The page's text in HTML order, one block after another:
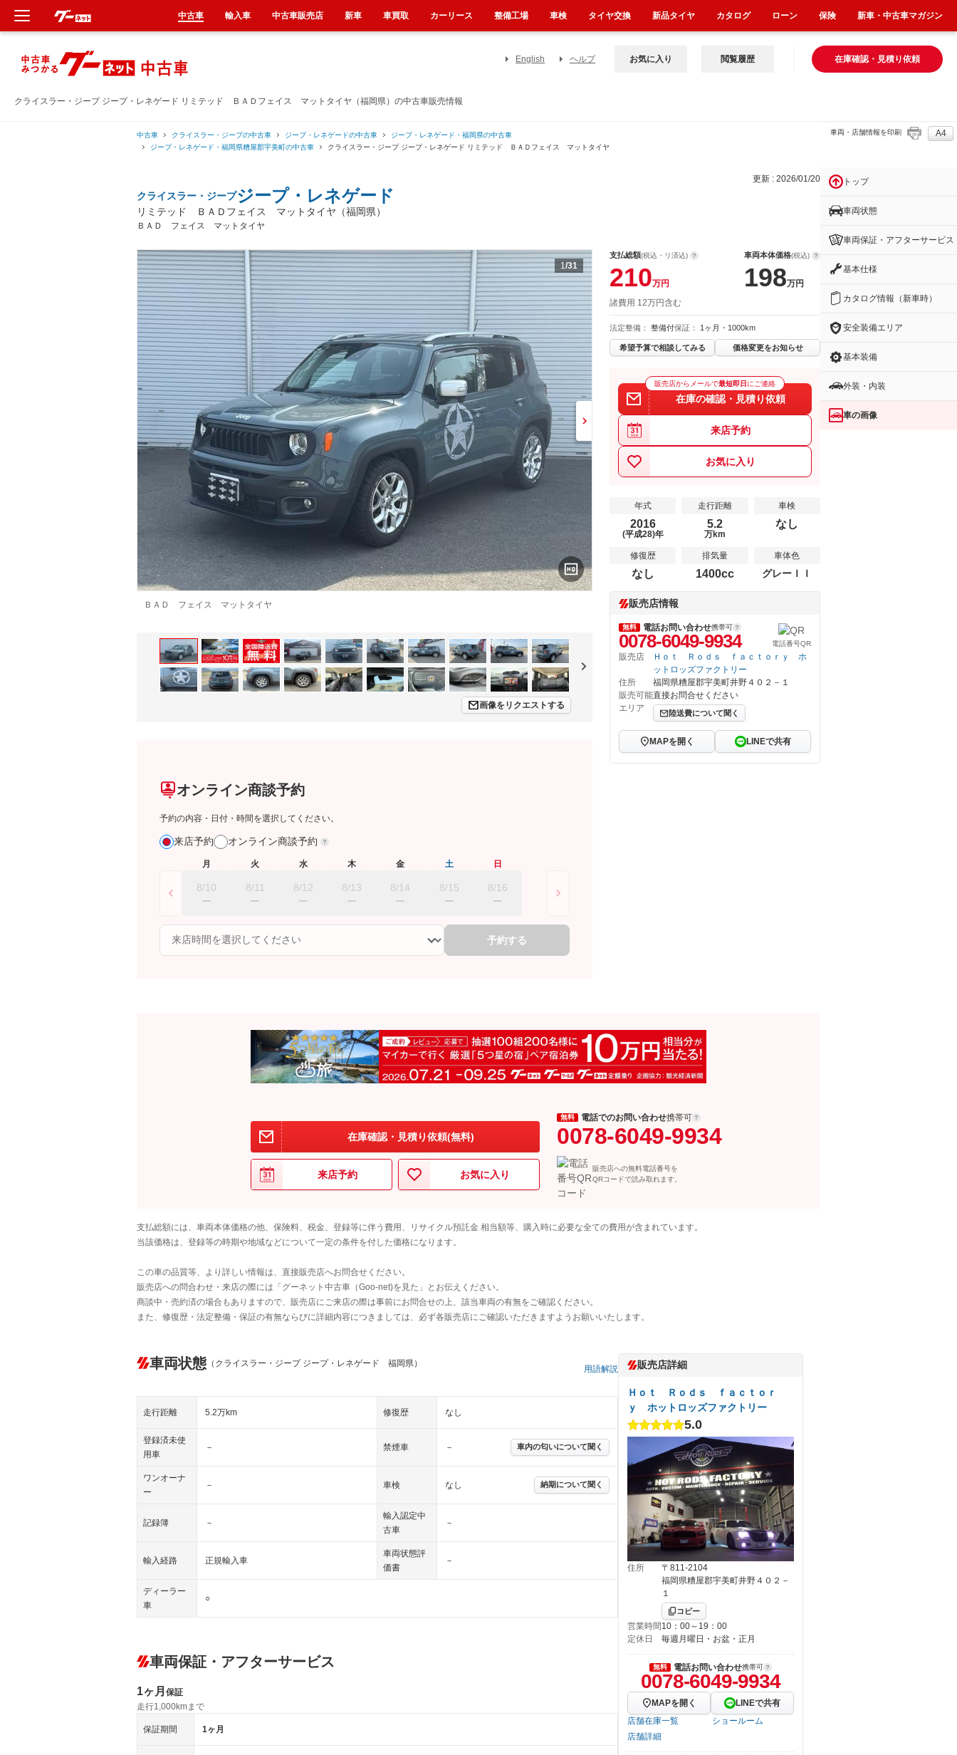
クライスラー・ジープ ジープ・レネゲード リミテッド ＢＡＤフェイス マットタイヤ（福岡県）の中古車販売情報
English ヘルプ 在庫確認・見積り依頼
お気に入り 閲覧履歴
中古車 クライスラー・ジープの中古車 ジープ・レネゲードの中古車
ジープ・レネゲード・福岡県の中古車
ジープ・レネゲード・福岡県糟屋郡宇美町の中古車
クライスラー・ジープ ジープ・レネゲード リミテッド ＢＡＤフェイス マットタイヤ
車両・店舗情報を印刷 A4
更新 : 2026/01/20
クライスラー・ジープジープ・レネゲード
リミテッド ＢＡＤフェイス マットタイヤ（福岡県）
ＢＡＤ フェイス マットタイヤ
1/31
ＢＡＤ フェイス マットタイヤ
画像をリクエストする
オンライン商談予約
予約の内容・日付・時間を選択してください。
来店予約 オンライン商談予約
月
8/10
火
8/11
水
8/12
木
8/13
金
8/14
土
8/15
日
8/16
予約する
支払総額(税込・リ済込)
210万円
車両本体価格(税込)
198万円
諸費用 12万円含む
法定整備： 整備付保証： 1ヶ月・1000km
希望予算で相談してみる 価格変更をお知らせ
販売店からメールで最短即日 にご連絡
在庫の確認・見積り依頼
来店予約
お気に入り
年式
2016
(平成28)年
走行距離
5.2
万km
車検
なし
修復歴
なし
排気量
1400cc
車体色
グレーＩＩ
販売店情報
無料 電話お問い合わせ携帯可
0078-6049-9934 電話番号QR
販売店
Ｈｏｔ Ｒｏｄｓ ｆａｃｔｏｒｙ ホ
ットロッズファクトリー
住所
福岡県糟屋郡宇美町井野４０２－１
販売可能
エリア
直接お問合せください
陸送費について聞く
MAPを開く LINEで共有
在庫確認・見積り依頼(無料)
来店予約 お気に入り
無料 電話でのお問い合わせ携帯可
0078-6049-9934
販売店への無料電話番号を
QRコードで読み取れます。
支払総額には、車両本体価格の他、保険料、税金、登録等に伴う費用、リサイクル預託金 相当額等、購入時に必要な全ての費用が含まれています。
当該価格は、登録等の時期や地域などについて一定の条件を付した価格になります。
この車の品質等、より詳しい情報は、直接販売店へお問合せください。
販売店への問合わせ・来店の際には「グーネット中古車（Goo-net)を見た」とお伝えください。
商談中・売約済の場合もありますので、販売店にご来店の際は事前にお問合せの上、該当車両の有無をご確認ください。
また、修復歴・法定整備・保証の有無ならびに詳細内容につきましては、必ず各販売店にご確認いただきますようお願いいたします。
車両状態 （クライスラー・ジープ ジープ・レネゲード 福岡県）
用語解説
走行距離 5.2万km 修復歴 なし
登録済未使
用車
－ 禁煙車 － 車内の匂いについて聞く
ワンオーナ
ー
－ 車検 なし 納期について聞く
記録簿 －
輸入認定中
古車
－
輸入経路 正規輸入車
車両状態評
価書
－
ディーラー
車
○
車両保証・アフターサービス
1ヶ月 保証
走行1,000kmまで
保証期間 1ヶ月
販売店詳細
Ｈｏｔ Ｒｏｄｓ ｆａｃｔｏｒ
ｙ ホットロッズファクトリー
5.0
住所
〒811-2104
福岡県糟屋郡宇美町井野４０２－
１
コピー
営業時間 10：00～19：00
定休日
毎週月曜日・お盆・正月
無料 電話お問い合わせ携帯可
0078-6049-9934
MAPを開く
LINEで共有
店舗在庫一覧
ショールーム
店舗詳細
トップ
車両状態
車両保証・アフターサービス
基本仕様
カタログ情報（新車時）
安全装備エリア
基本装備
外装・内装
車の画像
中古車 輸入車 中古車販売店 新車 車買取 カーリース 整備工場 車検 タイヤ交換 新品タイヤ カタログ ローン 保険 新車・中古車マガジン
新車
中古車